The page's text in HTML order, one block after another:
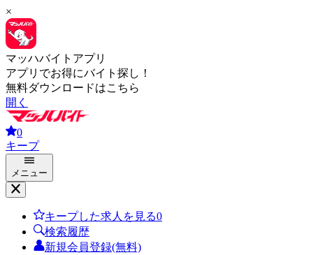
×
マッハバイトアプリ
アプリでお得にバイト探し！
無料ダウンロードはこちら
開く
0
キープ
メニュー
キープした求人を見る0
検索履歴
新規会員登録(無料)